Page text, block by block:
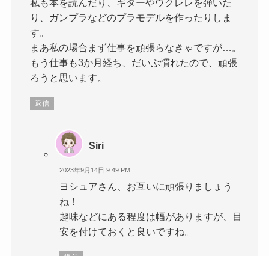
り、ガンプラなどのプラモデルを作ったりしま
す。
まあ私の場合まず仕事を頑張らなきゃですが…。
もう仕事も3か月経ち、だいぶ慣れたので、頑張
ろうと思います。
返信
Siri
2023年9月14日 9:49 PM
ヨシュアさん、お互いに頑張りましょう
ね！
趣味などにある程度は幅がありますが、目
安を付けておくと良いですね。